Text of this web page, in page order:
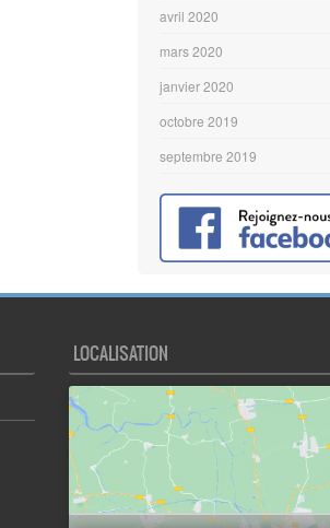
avril 2020
mars 2020
janvier 2020
octobre 2019
septembre 2019
LOCALISATION